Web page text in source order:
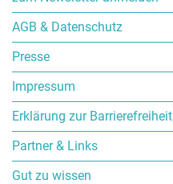
AGB & Datenschutz
Presse
Impressum
Erklärung zur Barrierefreiheit
Partner & Links
Gut zu wissen